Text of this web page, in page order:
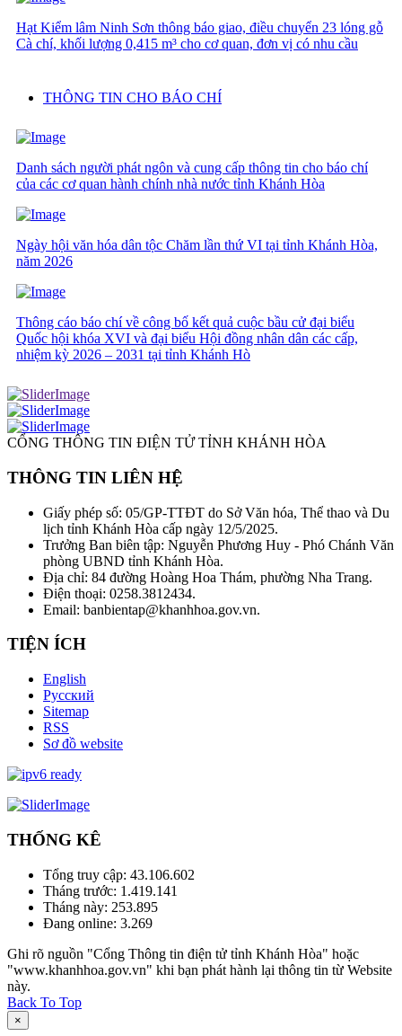
Hạt Kiểm lâm Ninh Sơn thông báo giao, điều chuyển 23 lóng gỗ
Cà chí, khối lượng 0,415 m³ cho cơ quan, đơn vị có nhu cầu
THÔNG TIN CHO BÁO CHÍ
Danh sách người phát ngôn và cung cấp thông tin cho báo chí
của các cơ quan hành chính nhà nước tỉnh Khánh Hòa
Ngày hội văn hóa dân tộc Chăm lần thứ VI tại tỉnh Khánh Hòa,
năm 2026
Thông cáo báo chí về công bố kết quả cuộc bầu cử đại biểu
Quốc hội khóa XVI và đại biểu Hội đồng nhân dân các cấp,
nhiệm kỳ 2026 – 2031 tại tỉnh Khánh Hò
CỔNG THÔNG TIN ĐIỆN TỬ TỈNH KHÁNH HÒA
THÔNG TIN LIÊN HỆ
Giấy phép số: 05/GP-TTĐT do Sở Văn hóa, Thể thao và Du
lịch tỉnh Khánh Hòa cấp ngày 12/5/2025.
Trưởng Ban biên tập: Nguyễn Phương Huy - Phó Chánh Văn
phòng UBND tỉnh Khánh Hòa.
Địa chỉ: 84 đường Hoàng Hoa Thám, phường Nha Trang.
Điện thoại: 0258.3812434.
Email: banbientap@khanhhoa.gov.vn.
TIỆN ÍCH
English
Русский
Sitemap
RSS
Sơ đồ website
THỐNG KÊ
Tổng truy cập: 43.106.602
Tháng trước: 1.419.141
Tháng này: 253.895
Đang online: 3.269
Ghi rõ nguồn "Cổng Thông tin điện tử tỉnh Khánh Hòa" hoặc
"www.khanhhoa.gov.vn" khi bạn phát hành lại thông tin từ Website
này.
Back To Top
×